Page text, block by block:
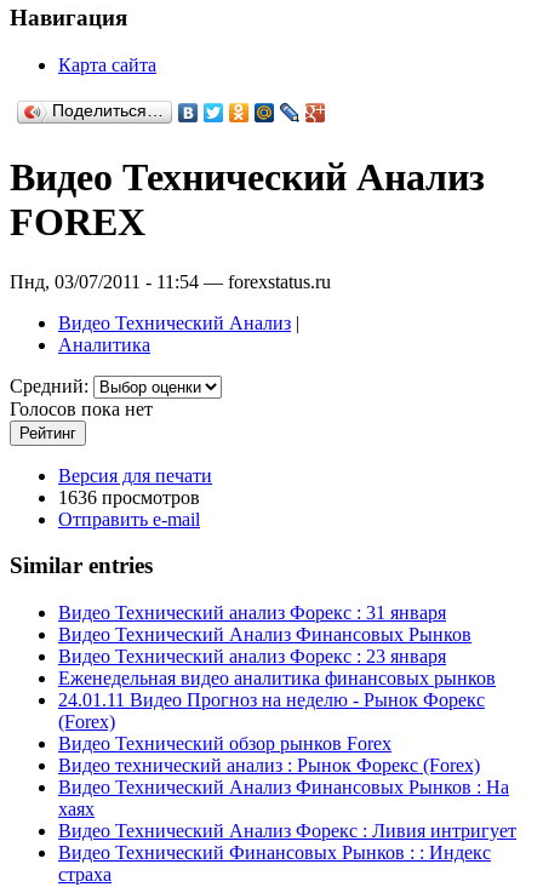
Навигация
Карта сайта
Поделиться…
Видео Технический Анализ
FOREX
Пнд, 03/07/2011 - 11:54 — forexstatus.ru
Видео Технический Анализ |
Аналитика
Средний:
Голосов пока нет
Версия для печати
1636 просмотров
Отправить e-mail
Similar entries
Видео Технический анализ Форекс : 31 января
Видео Технический Анализ Финансовых Рынков
Видео Технический анализ Форекс : 23 января
Еженедельная видео аналитика финансовых рынков
24.01.11 Видео Прогноз на неделю - Рынок Форекс
(Forex)
Видео Технический обзор рынков Forex
Видео технический анализ : Рынок Форекс (Forex)
Видео Технический Анализ Финансовых Рынков : На
хаях
Видео Технический Анализ Форекс : Ливия интригует
Видео Технический Финансовых Рынков : : Индекс
страха